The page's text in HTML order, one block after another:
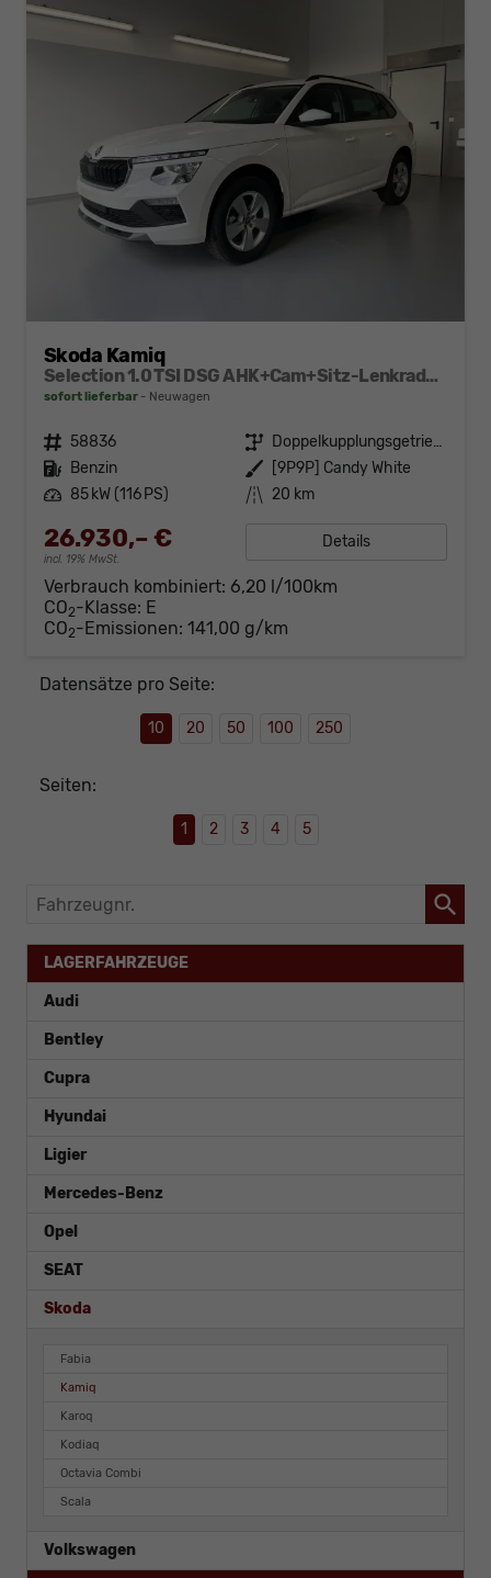
Skoda Kamiq
Selection 1.0 TSI DSG AHK+Cam+Sitz-Lenkradheiz+Sunset+Kessy+AppConnect+Alu16
sofort lieferbar Neuwagen
Fahrzeugnr. 58836 Getriebe
Doppelkupplungsgetriebe (DSG)
Kraftstoff Benzin Außenfarbe
[9P9P] Candy White
Leistung 85 kW (116 PS) Kilometerstand 20 km
26.930,– €
incl. 19% MwSt.
Details
Verbrauch kombiniert: 6,20 l/100km
CO2-Klasse: E
CO2-Emissionen: 141,00 g/km
Datensätze pro Seite:
10 20 50 100 250
Seiten:
1 2 3 4 5
Fahrzeugnr.
LAGERFAHRZEUGE
Audi
Bentley
Cupra
Hyundai
Ligier
Mercedes-Benz
Opel
SEAT
Skoda
Fabia
Kamiq
Karoq
Kodiaq
Octavia Combi
Scala
Volkswagen